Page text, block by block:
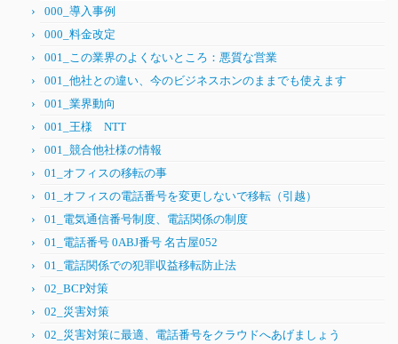
000_導入事例
000_料金改定
001_この業界のよくないところ：悪質な営業
001_他社との違い、今のビジネスホンのままでも使えます
001_業界動向
001_王様 NTT
001_競合他社様の情報
01_オフィスの移転の事
01_オフィスの電話番号を変更しないで移転（引越）
01_電気通信番号制度、電話関係の制度
01_電話番号 0ABJ番号 名古屋052
01_電話関係での犯罪収益移転防止法
02_BCP対策
02_災害対策
02_災害対策に最適、電話番号をクラウドへあげましょう